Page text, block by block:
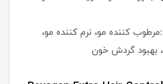
مرطوب کننده مو، نرم کننده مو،
بهبود گردش خون